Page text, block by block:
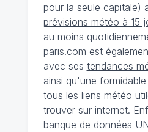
pour la seule capitale)
prévisions météo à 15
au moins
paris.com est
avec ses tendances
ainsi qu'une
tous les liens météo
trouver sur internet.
banque de données